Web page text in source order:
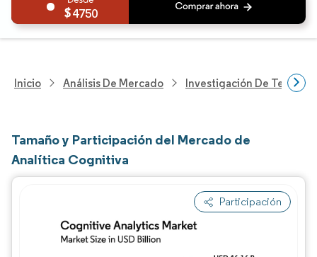
4750
Inicio Análisis De Mercado Investigación De
Tamaño y Participación del Mercado de
Analítica Cognitiva
Participación